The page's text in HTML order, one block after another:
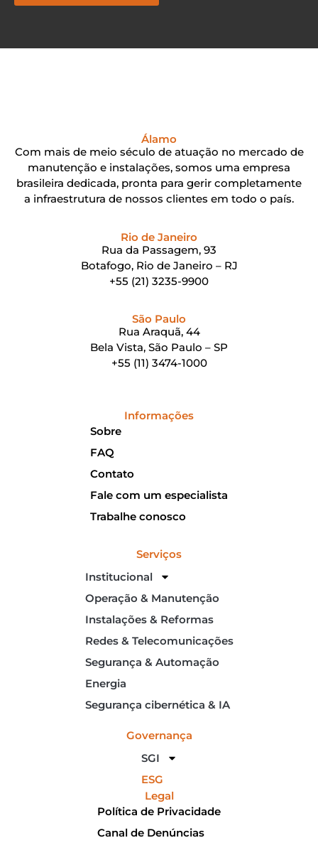
Álamo
Com mais de meio século de atuação no mercado de
manutenção e instalações, somos uma empresa
brasileira dedicada, pronta para gerir completamente
a infraestrutura de nossos clientes em todo o país.
Rio de Janeiro
Rua da Passagem, 93
Botafogo, Rio de Janeiro – RJ
+55 (21) 3235-9900
São Paulo
Rua Araquã, 44
Bela Vista, São Paulo – SP
+55 (11) 3474-1000
Informações
Sobre
FAQ
Contato
Fale com um especialista
Trabalhe conosco
Serviços
Institucional
Operação & Manutenção
Instalações & Reformas
Redes & Telecomunicações
Segurança & Automação
Energia
Segurança cibernética & IA
Governança
SGI
ESG
Legal
Política de Privacidade
Canal de Denúncias